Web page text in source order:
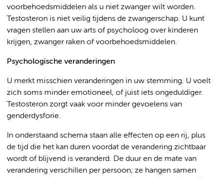
voorbehoedsmiddelen als u niet zwanger wilt worden.
Testosteron is niet veilig tijdens de zwangerschap. U kunt
vragen stellen aan uw arts of psycholoog over kinderen
krijgen, zwanger raken of voorbehoedsmiddelen.
Psychologische veranderingen
U merkt misschien veranderingen in uw stemming. U voelt
zich soms minder emotioneel, of juist iets ongeduldiger.
Testosteron zorgt vaak voor minder gevoelens van
genderdysforie.
In onderstaand schema staan alle effecten op een rij, plus
de tijd die het kan duren voordat de verandering zichtbaar
wordt of blijvend is veranderd. De duur en de mate van
verandering verschillen per persoon; ze hangen samen